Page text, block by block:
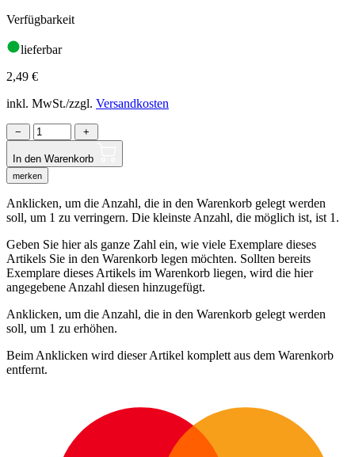
Verfügbarkeit
lieferbar
2,49 €
inkl. MwSt./zzgl. Versandkosten
− +
In den Warenkorb
merken
Anklicken, um die Anzahl, die in den Warenkorb gelegt werden
soll, um 1 zu verringern. Die kleinste Anzahl, die möglich ist, ist 1.
Geben Sie hier als ganze Zahl ein, wie viele Exemplare dieses
Artikels Sie in den Warenkorb legen möchten. Sollten bereits
Exemplare dieses Artikels im Warenkorb liegen, wird die hier
angegebene Anzahl diesen hinzugefügt.
Anklicken, um die Anzahl, die in den Warenkorb gelegt werden
soll, um 1 zu erhöhen.
Beim Anklicken wird dieser Artikel komplett aus dem Warenkorb
entfernt.